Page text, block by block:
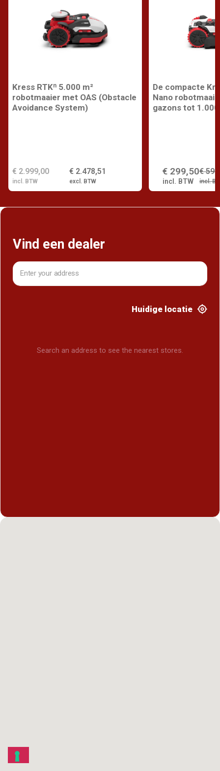
Kress RTKⁿ 5.000 m²
robotmaaier met OAS (Obstacle
Avoidance System)
€ 2.478,51
excl. BTW
€ 2.999,00
incl. BTW
De compacte
Nano
gazons tot 1.000
€
incl.
€ 299,50
incl. BTW
Vind een dealer
Huidige locatie
Search an address to see the nearest stores.